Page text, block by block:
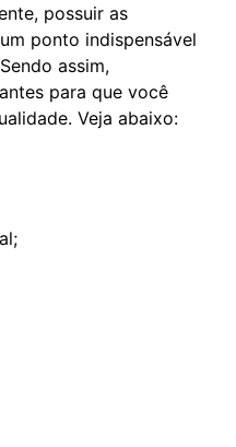
possuir as
ponto indispensável
assim,
para que você
Veja abaixo: